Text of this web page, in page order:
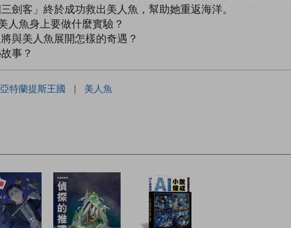
劍客」終於成功救出美人魚，幫助她重返海洋。
人魚身上要做什麼實驗？
與美人魚展開怎樣的奇遇？
事？
亞特蘭提斯王國 | 美人魚